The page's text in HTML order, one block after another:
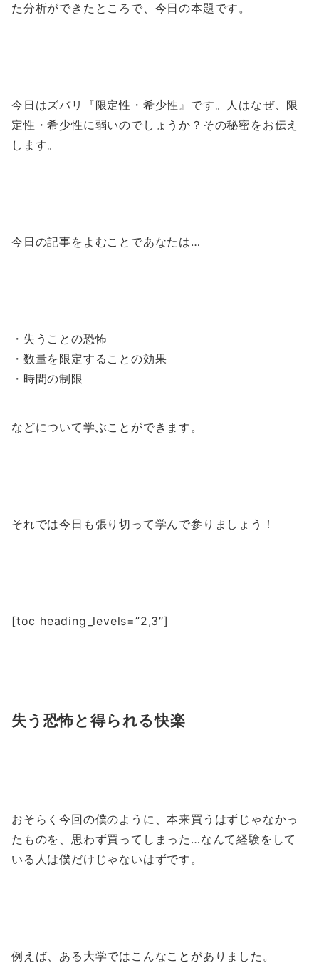
た分析ができたところで、今日の本題です。
今日はズバリ『限定性・希少性』です。人はなぜ、限
定性・希少性に弱いのでしょうか？その秘密をお伝え
します。
今日の記事をよむことであなたは…
・失うことの恐怖
・数量を限定することの効果
・時間の制限
などについて学ぶことができます。
それでは今日も張り切って学んで参りましょう！
[toc heading_levels=”2,3″]
失う恐怖と得られる快楽
おそらく今回の僕のように、本来買うはずじゃなかっ
たものを、思わず買ってしまった…なんて経験をして
いる人は僕だけじゃないはずです。
例えば、ある大学ではこんなことがありました。